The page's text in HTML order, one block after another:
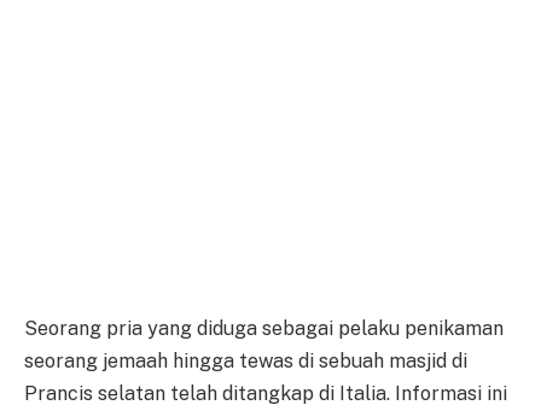
Seorang pria yang diduga sebagai pelaku penikaman
seorang jemaah hingga tewas di sebuah masjid di
Prancis selatan telah ditangkap di Italia. Informasi ini